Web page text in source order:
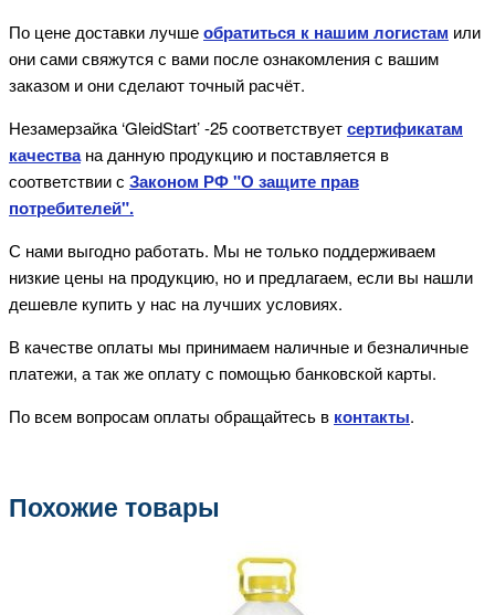
По цене доставки лучшеобратиться к нашим логистам или
они сами свяжутся с вами после ознакомления с вашим
заказом и они сделают точный расчёт.
Незамерзайка ‘GleidStart’ -25соответствуетсертификатам
качествана данную продукцию и поставляется в
соответствии с Законом РФ "О защите прав
потребителей".
С нами выгодно работать. Мы не только поддерживаем
низкие цены на продукцию, но и предлагаем, если вы нашли
дешевле купить у нас на лучших условиях.
В качестве оплаты мы принимаем наличные и безналичные
платежи, а так же оплату с помощью банковской карты.
По всем вопросам оплаты обращайтесь в контакты.
Похожие товары